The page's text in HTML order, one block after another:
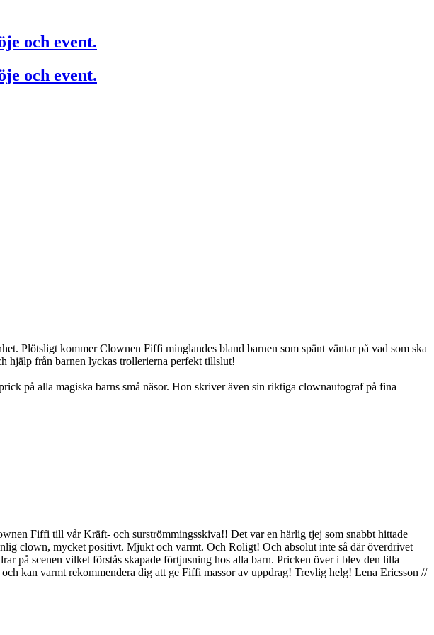
och event.
och event.
Plötsligt kommer Clownen Fiffi minglandes bland barnen som spänt väntar på vad som ska
hjälp från barnen lyckas trollerierna perfekt tillslut!
på alla magiska barns små näsor. Hon skriver även sin riktiga clownautograf på fina
Fiffi till vår Kräft- och surströmmingsskiva!! Det var en härlig tjej som snabbt hittade
clown, mycket positivt. Mjukt och varmt. Och Roligt! Och absolut inte så där överdrivet
på scenen vilket förstås skapade förtjusning hos alla barn. Pricken över i blev den lilla
kan varmt rekommendera dig att ge Fiffi massor av uppdrag! Trevlig helg! Lena Ericsson //